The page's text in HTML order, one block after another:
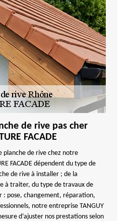
de rive pas cher
FACADE
planche de rive chez notre
FACADE dépendent du type de
de rive à installer ; de la
à traiter, du type de travaux de
: pose, changement, réparation,
notre entreprise TANGUY
d’ajuster nos prestations selon